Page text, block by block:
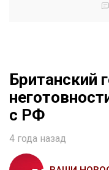
Британский
с РФ
4 года назад